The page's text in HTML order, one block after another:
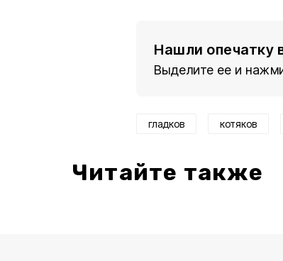
Нашли опечатку
Выделите ее и
гладков котяков
Читайте также